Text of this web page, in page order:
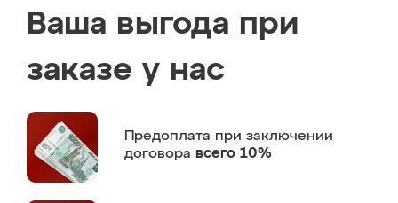
Ваша выгода при
заказе у нас
Предоплата при заключении
договора всего 10%